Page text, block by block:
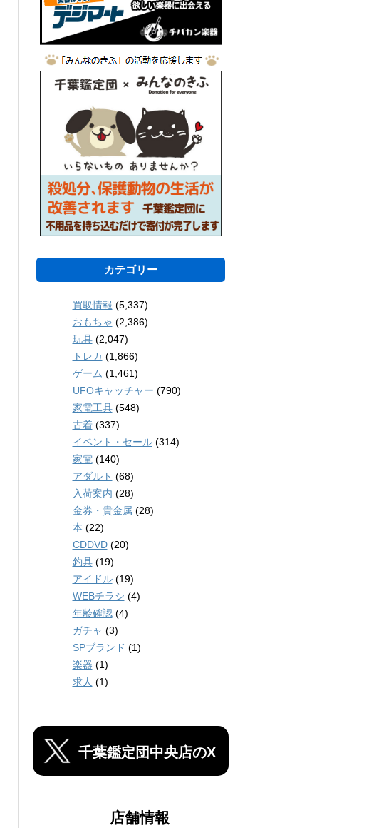
カテゴリー
買取情報 (5,337)
おもちゃ (2,386)
玩具(2,047)
トレカ (1,866)
ゲーム (1,461)
UFOキャッチャー (790)
家電工具(548)
古着(337)
イベント・セール(314)
家電(140)
アダルト (68)
入荷案内 (28)
金券・貴金属 (28)
本 (22)
CDDVD(20)
釣具(19)
アイドル(19)
WEBチラシ (4)
年齢確認(4)
ガチャ (3)
SPブランド (1)
楽器 (1)
求人 (1)
千葉鑑定団中央店のX
店舗情報